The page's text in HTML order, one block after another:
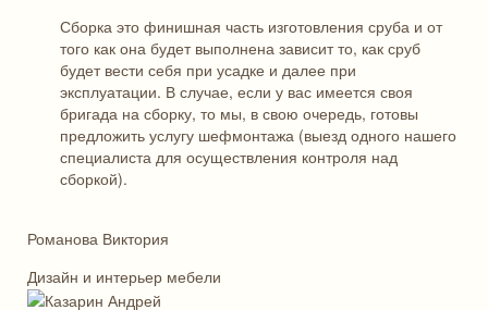
Сборка это финишная часть изготовления сруба и от
того как она будет выполнена зависит то, как сруб
будет вести себя при усадке и далее при
эксплуатации. В случае, если у вас имеется своя
бригада на сборку, то мы, в свою очередь, готовы
предложить услугу шефмонтажа (выезд одного нашего
специалиста для осуществления контроля над
сборкой).
Романова Виктория
Дизайн и интерьер мебели